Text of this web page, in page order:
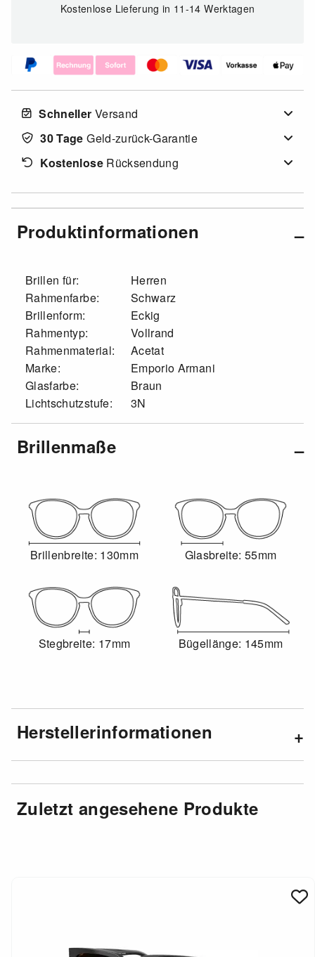
Kostenlose Lieferungin 11-14 Werktagen
Schneller Versand
30 Tage Geld-zurück-Garantie
KostenloseRücksendung
Produktinformationen
Brillen für:
Herren
Rahmenfarbe:
Schwarz
Brillenform:
Eckig
Rahmentyp:
Vollrand
Rahmenmaterial:
Acetat
Marke:
Emporio Armani
Glasfarbe:
Braun
Lichtschutzstufe:
3N
Brillenmaße
Brillenbreite: 130mm Glasbreite: 55mm
Stegbreite: 17mm Bügellänge: 145mm
Herstellerinformationen
Zuletzt angesehene Produkte